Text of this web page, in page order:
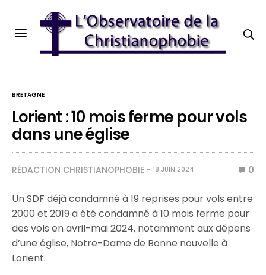
BRETAGNE
Lorient : 10 mois ferme pour vols
dans une église
RÉDACTION CHRISTIANOPHOBIE 18 JUIN 2024 0
Un SDF déjà condamné à 19 reprises pour vols entre
2000 et 2019 a été condamné à 10 mois ferme pour
des vols en avril-mai 2024, notamment aux dépens
d’une église, Notre-Dame de Bonne nouvelle à
Lorient.